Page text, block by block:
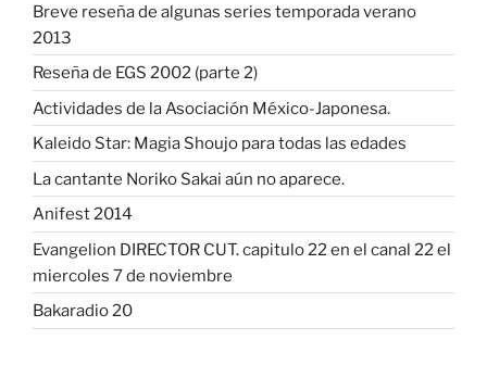
Breve reseña de algunas series temporada verano
2013
Reseña de EGS 2002 (parte 2)
Actividades de la Asociación México-Japonesa.
Kaleido Star: Magia Shoujo para todas las edades
La cantante Noriko Sakai aún no aparece.
Anifest 2014
Evangelion DIRECTOR CUT. capitulo 22 en el canal 22 el
miercoles 7 de noviembre
Bakaradio 20